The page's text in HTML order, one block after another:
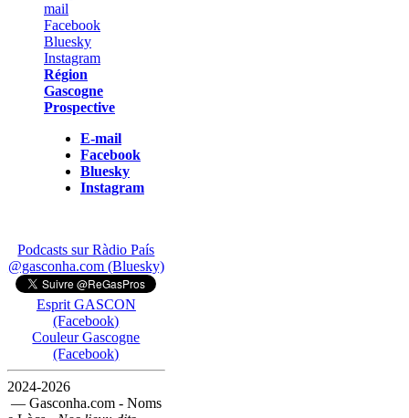
Région
Gascogne
Prospective
E-mail
Facebook
Bluesky
Instagram
Podcasts sur Ràdio País
@gasconha.com (Bluesky)
Esprit GASCON
(Facebook)
Couleur Gascogne
(Facebook)
2024-2026
— Gasconha.com - Noms